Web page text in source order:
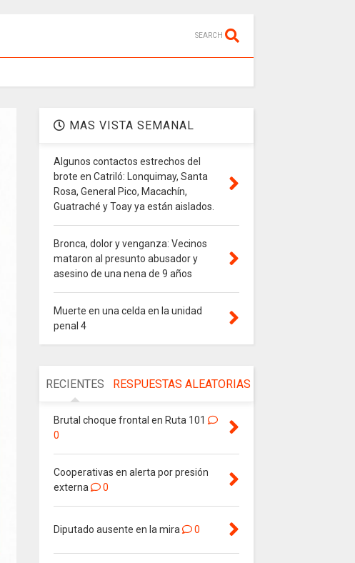
SEARCH
MAS VISTA SEMANAL
Algunos contactos estrechos del
brote en Catriló: Lonquimay, Santa
Rosa, General Pico, Macachín,
Guatraché y Toay ya están aislados.
Bronca, dolor y venganza: Vecinos
mataron al presunto abusador y
asesino de una nena de 9 años
Muerte en una celda en la unidad
penal 4
RECIENTES RESPUESTAS ALEATORIAS
Brutal choque frontal en Ruta 101
0
Cooperativas en alerta por presión
externa
0
Diputado ausente en la mira 0